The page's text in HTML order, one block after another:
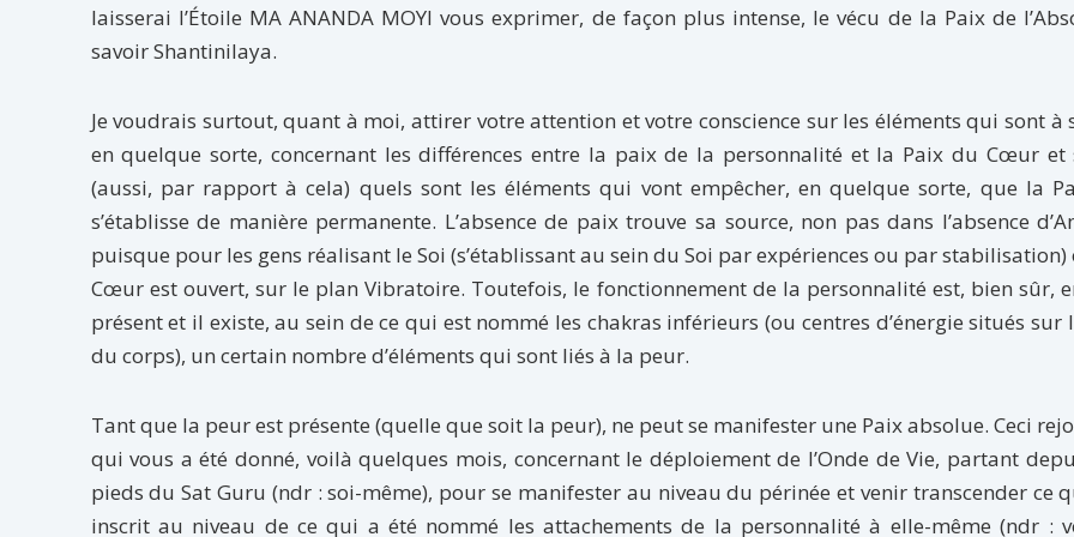
laisserai l’Étoile MA ANANDA MOYI vous exprimer, de façon plus intense, le vécu de la Paix de
savoir Shantinilaya.
Je voudrais surtout, quant à moi, attirer votre attention et votre conscience sur les éléments qui sont à
en quelque sorte, concernant les différences entre la paix de la personnalité et la Paix du Cœur et
(aussi, par rapport à cela) quels sont les éléments qui vont empêcher, en quelque sorte, que la
s’établisse de manière permanente. L’absence de paix trouve sa source, non pas dans l’absence
puisque pour les gens réalisant le Soi (s’établissant au sein du Soi par expériences ou par stabilisation)
Cœur est ouvert, sur le plan Vibratoire. Toutefois, le fonctionnement de la personnalité est, bien sûr,
présent et il existe, au sein de ce qui est nommé les chakras inférieurs (ou centres d’énergie situés sur
du corps), un certain nombre d’éléments qui sont liés à la peur.
Tant que la peur est présente (quelle que soit la peur), ne peut se manifester une Paix absolue. Ceci
qui vous a été donné, voilà quelques mois, concernant le déploiement de l’Onde de Vie, partant
pieds du Sat Guru (ndr : soi-même), pour se manifester au niveau du périnée et venir transcender ce
inscrit au niveau de ce qui a été nommé les attachements de la personnalité à elle-même (ndr :